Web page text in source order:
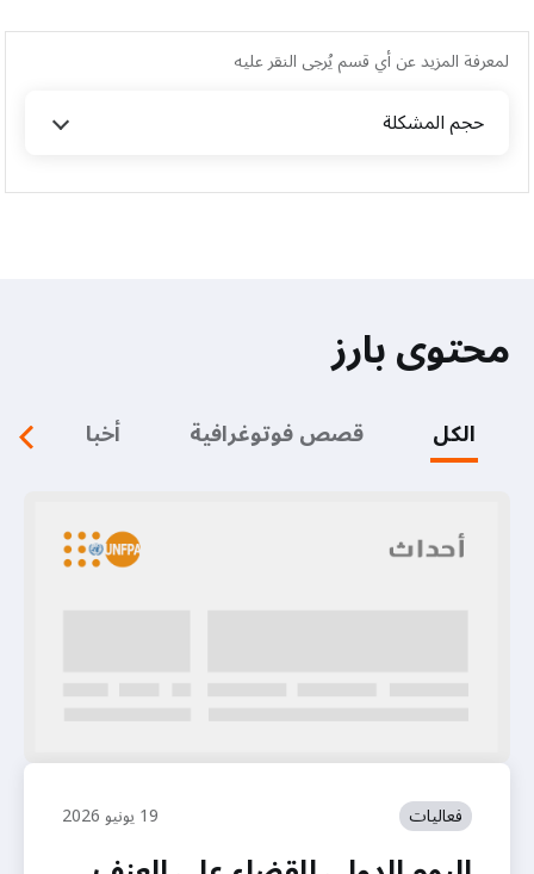
لمعرفة المزيد عن أي قسم يُرجى النقر عليه
حجم المشكلة
محتوى بارز
الكل قصص فوتوغرافية أخبار
فعاليات 19 يونيو 2026